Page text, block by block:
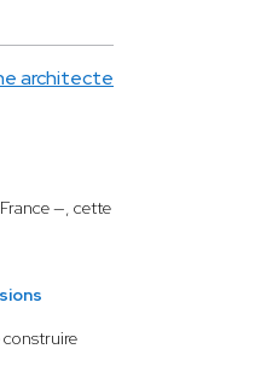
architecte
—, cette
construire